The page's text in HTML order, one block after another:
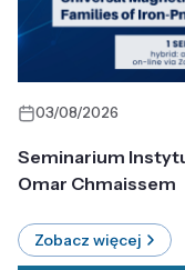
03/08/2026
Seminarium
Omar Chmaissem
Zobacz więcej